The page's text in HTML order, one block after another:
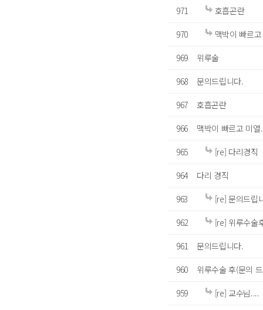
971
호흡곤란
970
맥박이 빠르
969
위루술
968
문의드립니다.
967
호흡곤란
966
맥박이 빠르고 미열
965
[re] 다리경직
964
다리 경직
963
[re] 문의드립
962
[re] 위루수술
961
문의드립니다.
960
위루수술 후(문의
959
[re] 교수님....